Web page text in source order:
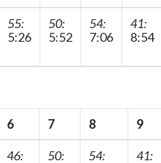
55:
5:26
50:
5:52
54:
7:06
41:
8:54
6 7 8 9
46:
50:
54:
41: